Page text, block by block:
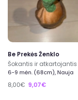
Be Prekės Ženklo
6-9 mėn. (68cm), Nauja
8,00€ 9,07€